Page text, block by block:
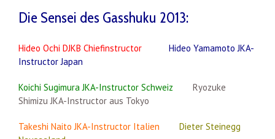
Die Sensei des Gasshuku 2013:
Hideo Ochi DJKB Chiefinstructor
Hideo Yamamoto JKA-
Instructor Japan
Koichi Sugimura JKA-Instructor Schweiz
Ryozuke
Shimizu JKA-Instructor aus Tokyo
Takeshi Naito JKA-Instructor Italien
Dieter Steinegg